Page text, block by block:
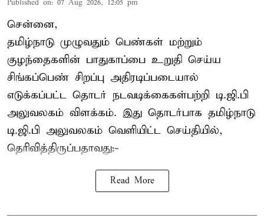
Published on: 07 Aug 2026, 12:05 pm
சென்னை,
தமிழ்நாடு முழுவதும் பெண்கள் மற்றும்
குழந்தைகளின் பாதுகாப்பை உறுதி செய்ய
சிங்கப்பெண் சிறப்பு அதிரடிப்படையால்
எடுக்கப்பட்ட தொடர் நடவடிக்கைகள்பற்றி டி.ஜி.பி
அலுவலகம் விளக்கம். இது தொடர்பாக தமிழ்நாடு
டி.ஜி.பி அலுவலகம் வெளியிட்ட செய்தியில்,
தெரிவித்திருப்பதாவது:-
Read More